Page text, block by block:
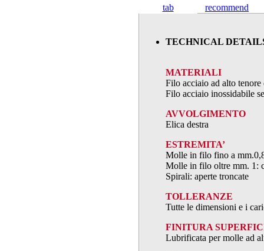
tab recommend
TECHNICAL
MATERIALI
Filo acciaio ad alto
Filo acciaio inossidabile
AVVOLGIMENTO
Elica destra
ESTREMITA’
Molle in filo fino a
Molle in filo oltre mm. 1:
Spirali: aperte troncate
TOLLERANZE
Tutte le dimensioni e i
FINITURA
Lubrificata per molle ad